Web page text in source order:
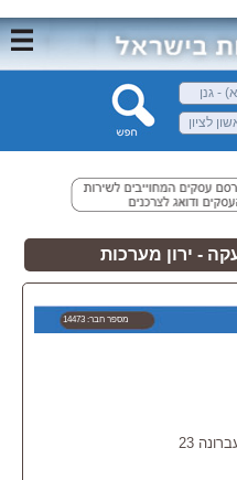
- ירון מערכות
מספר חבר: 14473
23